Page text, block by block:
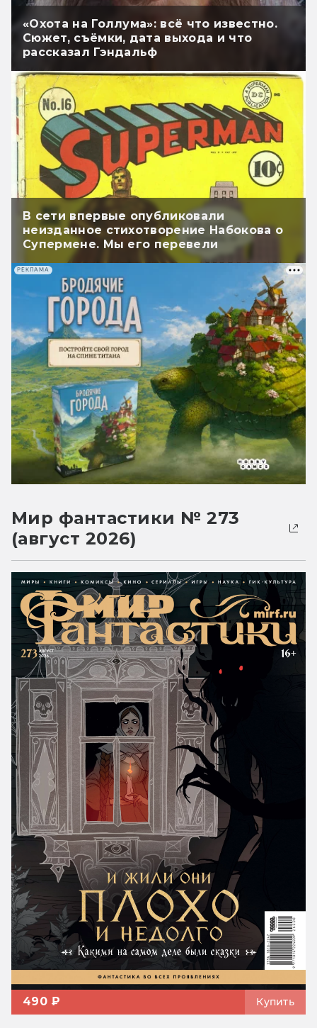
«Охота на Голлума»: всё что известно.
Сюжет, съёмки, дата выхода и что
рассказал Гэндальф
В сети впервые опубликовали
неизданное стихотворение Набокова о
Супермене. Мы его перевели
РЕКЛАМА
Мир фантастики № 273
(август 2026)
490 ₽ Купить